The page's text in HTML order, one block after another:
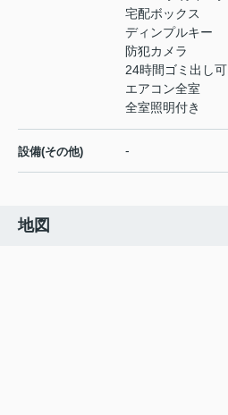
宅配ボックス
ディンプルキー
防犯カメラ
24時間ゴミ出し可
エアコン全室
全室照明付き
設備(その他) -
地図